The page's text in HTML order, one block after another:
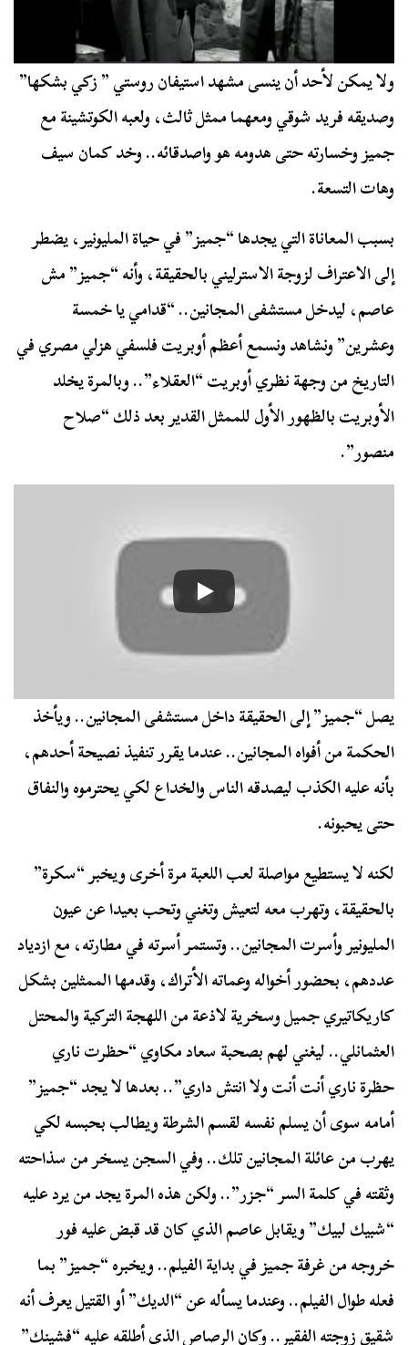
ولا يمكن لأحد أن ينسى مشهد استيفان روستي ” زكي بشكها”
وصديقه فريد شوقي ومعهما ممثل ثالث، ولعبه الكوتشينة مع
جميز وخسارته حتى هدومه هو واصدقائه.. وخد كمان سيف
وهات التسعة.
بسبب المعاناة التي يجدها “جميز” في حياة المليونير، يضطر
إلى الاعتراف لزوجة الاسترليني بالحقيقة، وأنه “جميز” مش
عاصم، ليدخل مستشفى المجانين.. “قدامي يا خمسة
وعشرين” ونشاهد ونسمع أعظم أوبريت فلسفي هزلي مصري في
التاريخ من وجهة نظري أوبريت “العقلاء”.. وبالمرة يخلد
الأوبريت بالظهور الأول للممثل القدير بعد ذلك “صلاح
منصور”.
يصل “جميز” إلى الحقيقة داخل مستشفى المجانين.. ويأخذ
الحكمة من أفواه المجانين.. عندما يقرر تنفيذ نصيحة أحدهم،
بأنه عليه الكذب ليصدقه الناس والخداع لكي يحترموه والنفاق
حتى يحبونه.
لكنه لا يستطيع مواصلة لعب اللعبة مرة أخرى ويخبر “سكرة”
بالحقيقة، وتهرب معه لتعيش وتغني وتحب بعيدا عن عيون
المليونير وأسرت المجانين.. وتستمر أسرته في مطارته، مع ازدياد
عددهم، بحضور أخواله وعماته الأتراك، وقدمها الممثلين بشكل
كاريكاتيري جميل وسخرية لاذعة من اللهجة التركية والمحتل
العثمانلي.. ليغني لهم بصحبة سعاد مكاوي “حظرت ناري
حظرة ناري أنت أنت ولا انتش داري”.. بعدها لا يجد “جميز”
أمامه سوى أن يسلم نفسه لقسم الشرطة ويطالب بحبسه لكي
يهرب من عائلة المجانين تلك.. وفي السجن يسخر من سذاحته
وثقته في كلمة السر “جزر”.. ولكن هذه المرة يجد من يرد عليه
“شبيك لبيك” ويقابل عاصم الذي كان قد قبض عليه فور
خروجه من غرفة جميز في بداية الفيلم.. ويخبره “جميز” بما
فعله طوال الفيلم.. وعندما يسأله عن “الديك” أو القتيل يعرف أنه
شقيق زوجته الفقير.. وكان الرصاص الذي أطلقه عليه “فشينك”